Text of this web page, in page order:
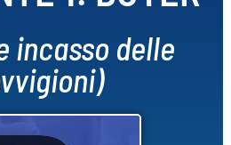
incasso delle